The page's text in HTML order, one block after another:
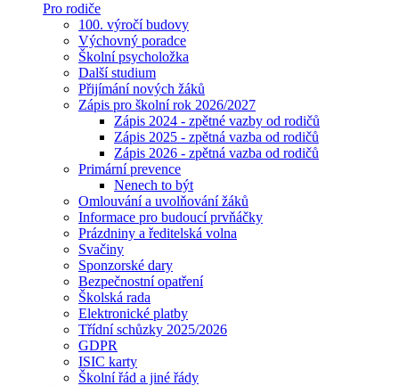
Pro rodiče
100. výročí budovy
Výchovný poradce
Školní psycholožka
Další studium
Přijímání nových žáků
Zápis pro školní rok 2026/2027
Zápis 2024 - zpětné vazby od rodičů
Zápis 2025 - zpětná vazba od rodičů
Zápis 2026 - zpětná vazba od rodičů
Primární prevence
Nenech to být
Omlouvání a uvolňování žáků
Informace pro budoucí prvňáčky
Prázdniny a ředitelská volna
Svačiny
Sponzorské dary
Bezpečnostní opatření
Školská rada
Elektronické platby
Třídní schůzky 2025/2026
GDPR
ISIC karty
Školní řád a jiné řády